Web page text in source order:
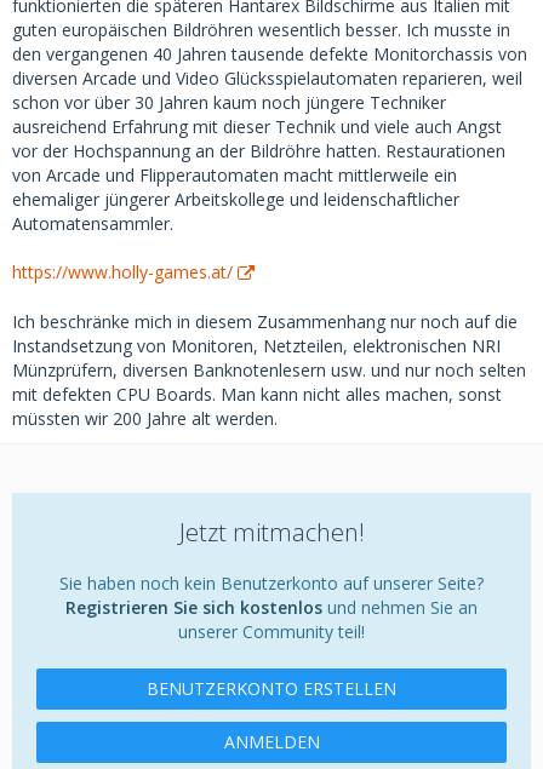
funktionierten die späteren Hantarex Bildschirme aus Italien mit
guten europäischen Bildröhren wesentlich besser. Ich musste in
den vergangenen 40 Jahren tausende defekte Monitorchassis von
diversen Arcade und Video Glücksspielautomaten reparieren, weil
schon vor über 30 Jahren kaum noch jüngere Techniker
ausreichend Erfahrung mit dieser Technik und viele auch Angst
vor der Hochspannung an der Bildröhre hatten. Restaurationen
von Arcade und Flipperautomaten macht mittlerweile ein
ehemaliger jüngerer Arbeitskollege und leidenschaftlicher
Automatensammler.
https://www.holly-games.at/
Ich beschränke mich in diesem Zusammenhang nur noch auf die
Instandsetzung von Monitoren, Netzteilen, elektronischen NRI
Münzprüfern, diversen Banknotenlesern usw. und nur noch selten
mit defekten CPU Boards. Man kann nicht alles machen, sonst
müssten wir 200 Jahre alt werden.
Jetzt mitmachen!
Sie haben noch kein Benutzerkonto auf unserer Seite?
Registrieren Sie sich kostenlos und nehmen Sie an
unserer Community teil!
BENUTZERKONTO ERSTELLEN
ANMELDEN